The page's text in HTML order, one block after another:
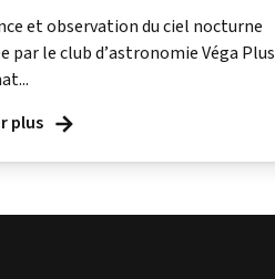
et observation du ciel nocturne
par le club d’astronomie Véga Plus
plus